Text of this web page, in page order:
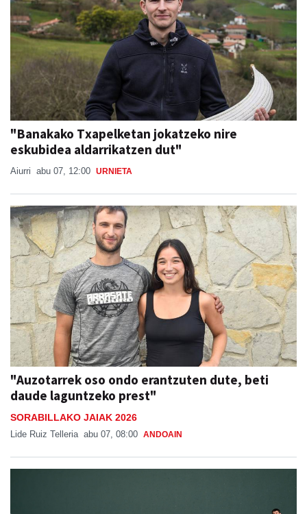
"Banakako Txapelketan jokatzeko nire
eskubidea aldarrikatzen dut"
Aiurri abu 07, 12:00 URNIETA
"Auzotarrek oso ondo erantzuten dute, beti
daude laguntzeko prest"
SORABILLAKO JAIAK 2026
Lide Ruiz Telleria abu 07, 08:00 ANDOAIN